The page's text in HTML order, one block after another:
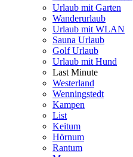
Urlaub mit Garten
Wanderurlaub
Urlaub mit WLAN
Sauna Urlaub
Golf Urlaub
Urlaub mit Hund
Last Minute
Westerland
Wenningstedt
Kampen
List
Keitum
Hörnum
Rantum